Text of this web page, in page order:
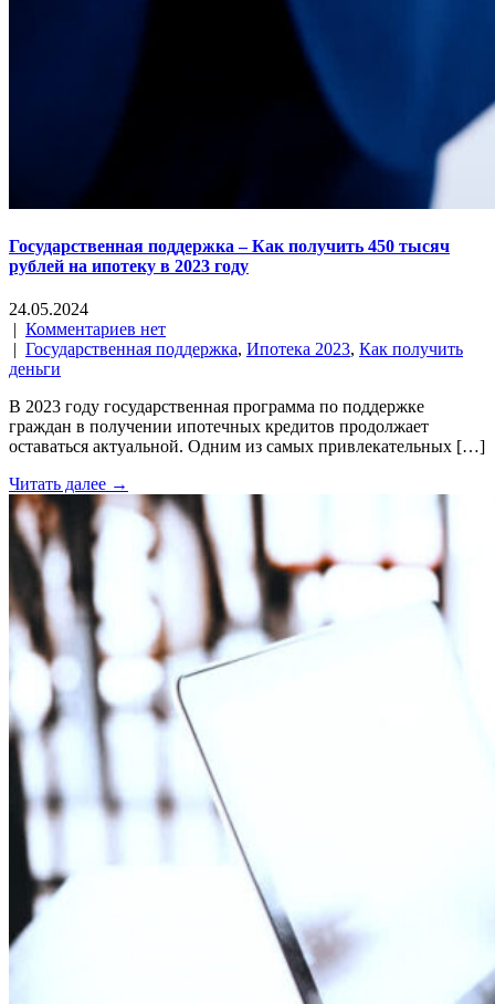
Государственная поддержка – Как получить 450 тысяч
рублей на ипотеку в 2023 году
24.05.2024
| Комментариев нет
| Государственная поддержка, Ипотека 2023, Как получить
деньги
В 2023 году государственная программа по поддержке
граждан в получении ипотечных кредитов продолжает
оставаться актуальной. Одним из самых привлекательных […]
Читать далее →